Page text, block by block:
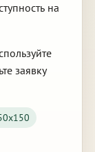
на
заявку